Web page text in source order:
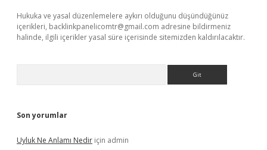
Hukuka ve yasal düzenlemelere aykırı olduğunu düşündüğünüz
içerikleri, backlinkpanelicomtr@gmail.com adresine bildirmeniz
halinde, ilgili içerikler yasal süre içerisinde sitemizden kaldırılacaktır.
Son yorumlar
Uyluk Ne Anlamı Nedir için admin